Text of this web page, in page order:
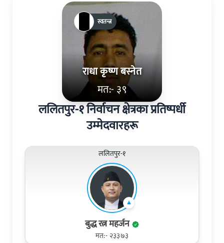
राधा कृष्ण बस्नेत
मत:- ३९
स्वतन्त्र
ललितपुर-१ निर्वाचन क्षेत्रका प्रतिष्पर्धी
उम्मेदवारहरू
ललितपुर-१
बुद्ध रत्न महर्जन
मत:- २३३७३